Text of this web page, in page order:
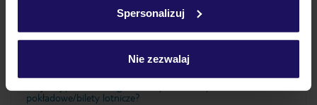
Spersonalizuj
Nie zezwalaj
Często zadawane pytania
Jak zmienić uczestników/osobę zgłaszającą?
Czy w Hotelu będzie przedstawiciel TUI?
pokładowe/bilety lotnicze?